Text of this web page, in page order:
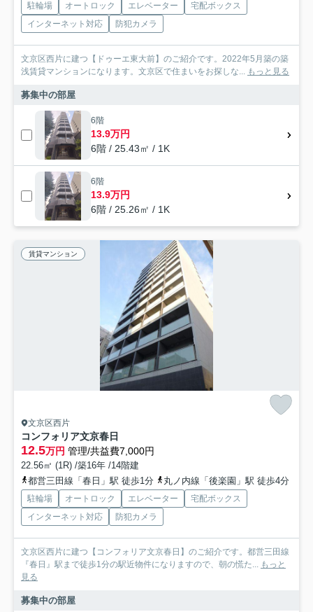
駐輪場 オートロック エレベーター
宅配ボックス
インターネット対応
防犯カメラ
文京区西片に建つ【ドゥーエ東大前】のご紹介です。2022年5月築の築
浅賃貸マンションになります。文京区で住まいをお探しな... もっと見る
募集中の部屋
6階
13.9万円
6階 / 25.43㎡ / 1K
6階
13.9万円
6階 / 25.26㎡ / 1K
賃貸マンション
文京区西片
コンフォリア文京春日
12.5万円 管理/共益費7,000円
22.56㎡ (1R) /築16年 /14階建
都営三田線「春日」駅 徒歩1分
丸ノ内線「後楽園」駅 徒歩4分
駐輪場 オートロック エレベーター
宅配ボックス
インターネット対応
防犯カメラ
文京区西片に建つ【コンフォリア文京春日】のご紹介です。都営三田線
『春日』駅まで徒歩1分の駅近物件になりますので、朝の慌た... もっと
見る
募集中の部屋